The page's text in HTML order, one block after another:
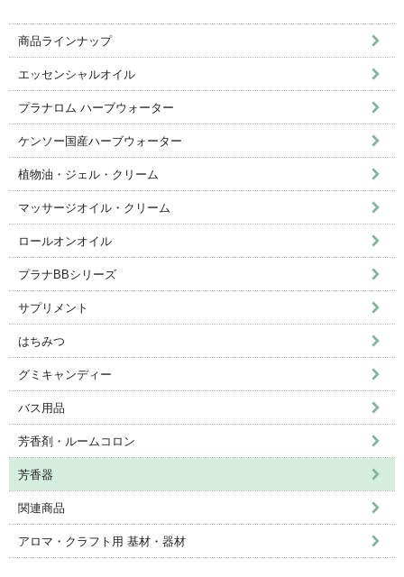
商品ラインナップ
エッセンシャルオイル
プラナロム ハーブウォーター
ケンソー国産ハーブウォーター
植物油・ジェル・クリーム
マッサージオイル・クリーム
ロールオンオイル
プラナBBシリーズ
サプリメント
はちみつ
グミキャンディー
バス用品
芳香剤・ルームコロン
芳香器
関連商品
アロマ・クラフト用 基材・器材